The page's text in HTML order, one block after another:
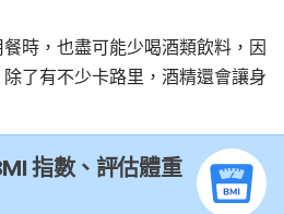
時，也盡可能少喝酒類飲料，因
了有不少卡路里，酒精還會讓身
指數、評估體重